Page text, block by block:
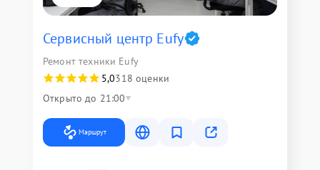
Сервисный центр Eufy
Ремонт техники Eufy
5,0318 оценки
Открыто до 21:00
Маршрут